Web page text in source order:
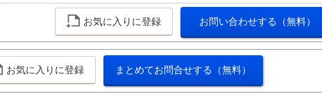
お気に入りに登録 お問い合わせする（無料）
お気に入りに登録 まとめてお問合せする（無料）